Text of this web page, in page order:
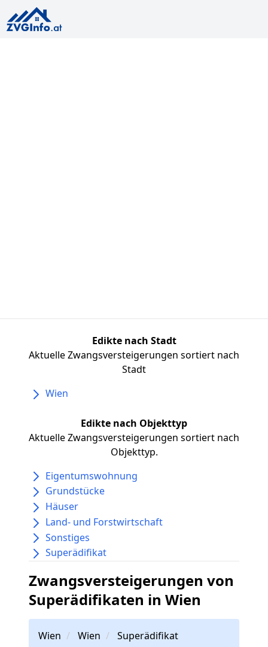
Edikte nach Stadt
Aktuelle Zwangsversteigerungen sortiert nach
Stadt
Wien
Edikte nach Objekttyp
Aktuelle Zwangsversteigerungen sortiert nach
Objekttyp.
Eigentumswohnung
Grundstücke
Häuser
Land- und Forstwirtschaft
Sonstiges
Superädifikat
Zwangsversteigerungen von
Superädifikaten in Wien
Wien Wien Superädifikat